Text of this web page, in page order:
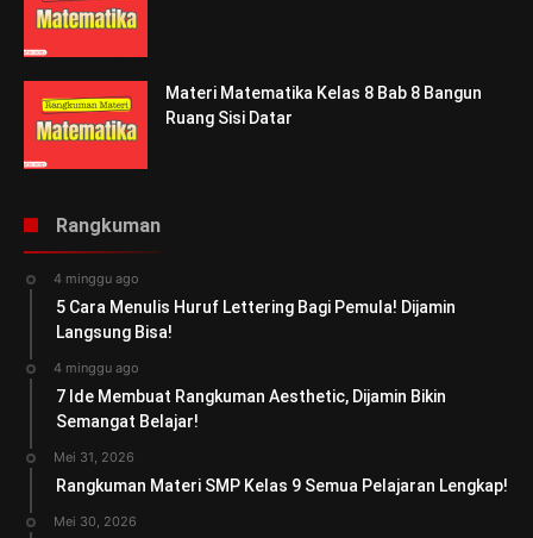
Materi Matematika Kelas 8 Bab 8 Bangun
Ruang Sisi Datar
Rangkuman
4 minggu ago
5 Cara Menulis Huruf Lettering Bagi Pemula! Dijamin
Langsung Bisa!
4 minggu ago
7 Ide Membuat Rangkuman Aesthetic, Dijamin Bikin
Semangat Belajar!
Mei 31, 2026
Rangkuman Materi SMP Kelas 9 Semua Pelajaran Lengkap!
Mei 30, 2026